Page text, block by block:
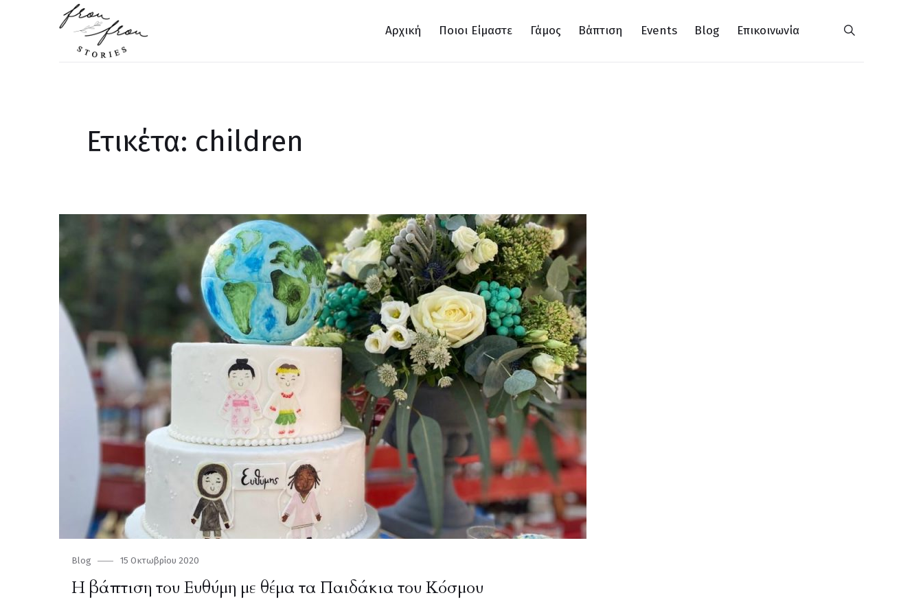
FROU FROU STORIES Αρχική Ποιοι Είμαστε Γάμος Βάπτιση Events Blog Επικοινωνία
Ετικέτα: children
Category
Blog
Posted
15 Οκτωβρίου 2020
Η βάπτιση του Ευθύμη με θέμα τα Παιδάκια του Κόσμου